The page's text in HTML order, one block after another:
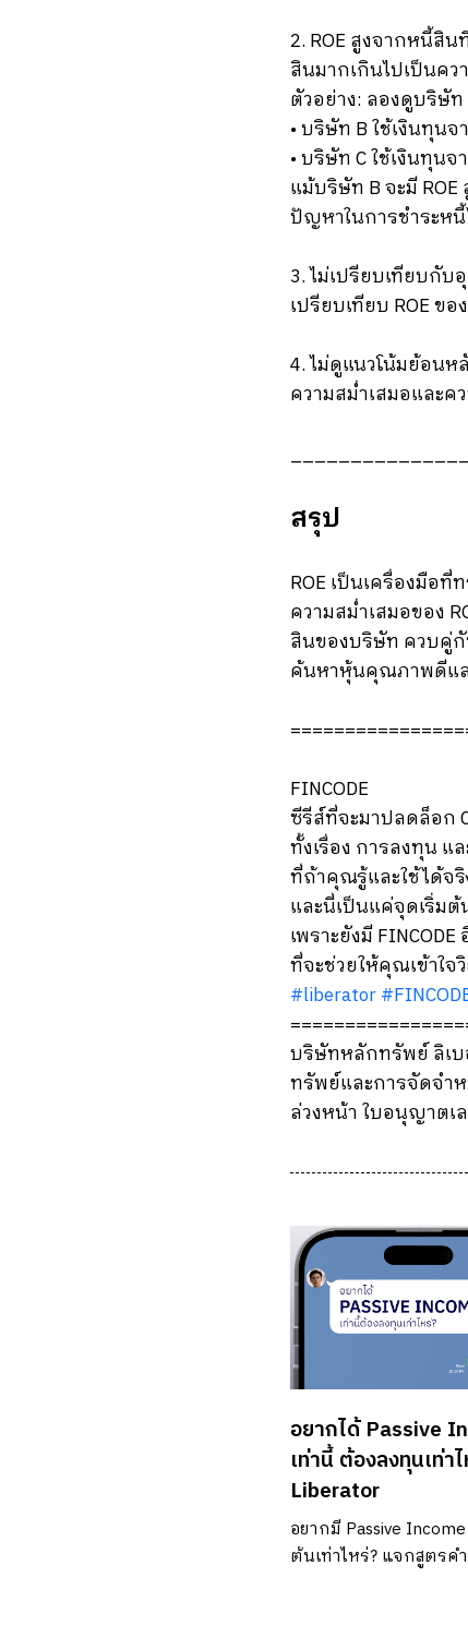
2. ROE สูงจากหนี้สิ
สินมากเกินไปเป็นคว
ตัวอย่าง: ลองดูบริษัท
• บริษัท B ใช้เงินทุน
• บริษัท C ใช้เงินทุน
แม้บริษัท B จะมี
ปัญหาในการชำระห
3. ไม่เปรียบเทียบกั
เปรียบเทียบ ROE
4. ไม่ดูแนวโน้มย้อนห
ความสม่ำเสมอและค
สรุป
ROE เป็นเครื่องมือ
ความสม่ำเสมอของ
สินของบริษัท ควบคู่กั
ค้นหาหุ้นคุณภาพดีแ
FINCODE
ซีรีส์ที่จะมาปลดล็อก
ทั้งเรื่อง การลงทุน แ
ที่ถ้าคุณรู้และใช้ได้จริ
และนี่เป็นแค่จุดเริ่ม
เพราะยังมี
ที่จะช่วยให้คุณเข้าใจ
#liberator
บริษัทหลักทรัพย์ ลิเบ
ทรัพย์และการจัดจำ
ล่วงหน้า ใบอนุญาตเ
อยากได้ Passive
เท่านี้ ต้องลงทุนเท่า
Liberator
อยากมี Passive
ต้นเท่าไหร่? แจกสูตรค